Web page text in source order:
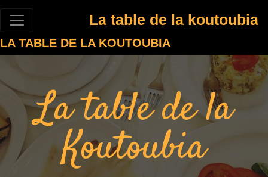
La table de la koutoubia
LA TABLE DE LA KOUTOUBIA
La table de la
Koutoubia